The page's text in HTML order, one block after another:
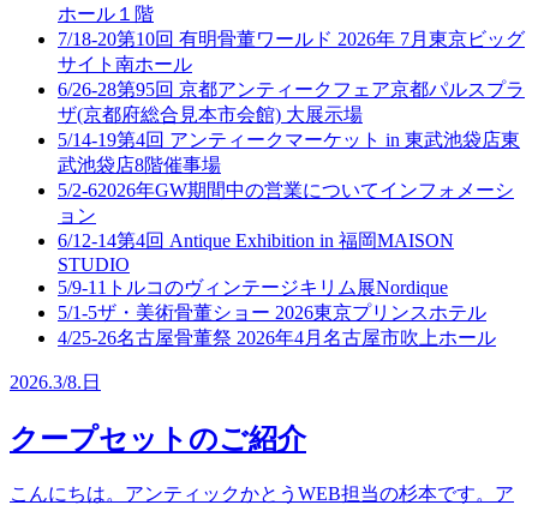
ホール１階
7/18-20第10回 有明骨董ワールド 2026年 7月 東京ビッグ
サイト南ホール
6/26-28第95回 京都アンティークフェア京都パルスプラ
ザ(京都府総合見本市会館) 大展示場
5/14-19第4回 アンティークマーケット in 東武池袋店東
武池袋店8階催事場
5/2-62026年GW期間中の営業についてインフォメーシ
ョン
6/12-14第4回 Antique Exhibition in 福岡MAISON
STUDIO
5/9-11 トルコのヴィンテージキリム展Nordique
5/1-5ザ・美術骨董ショー 2026東京プリンスホテル
4/25-26名古屋骨董祭 2026年4月 名古屋市吹上ホール
2026.3/8. 日
クープセットのご紹介
こんにちは。アンティックかとうWEB担当の杉本です。ア